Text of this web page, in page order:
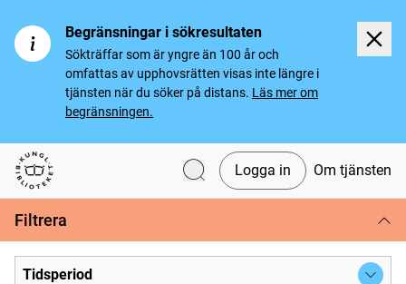
Begränsningar i sökresultaten
Sökträffar som är yngre än 100 år och
omfattas av upphovsrätten visas inte längre i
tjänsten när du söker på distans. Läs mer om
begränsningen.
Svenska tidningar
Logga in Om tjänsten
Filtrera
Tidsperiod